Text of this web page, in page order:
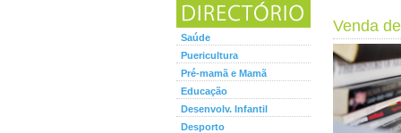
Saúde
Puericultura
Pré-mamã e Mamã
Educação
Desenvolv. Infantil
Desporto
Venda